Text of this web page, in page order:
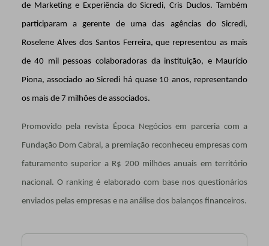
de Marketing e Experiência do Sicredi, Cris Duclos. Também
participaram a gerente de uma das agências do Sicredi,
Roselene Alves dos Santos Ferreira, que representou as mais
de 40 mil pessoas colaboradoras da instituição, e Maurício
Piona, associado ao Sicredi há quase 10 anos, representando
os mais de 7 milhões de associados.
Promovido pela revista Época Negócios em parceria com a
Fundação Dom Cabral, a premiação reconheceu empresas com
faturamento superior a R$ 200 milhões anuais em território
nacional. O ranking é elaborado com base nos questionários
enviados pelas empresas e na análise dos balanços financeiros.